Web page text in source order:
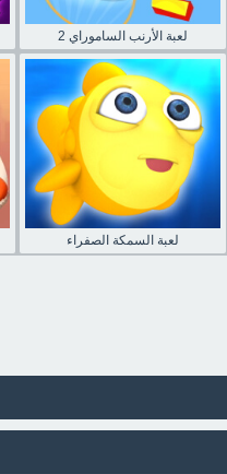
لعبة الأرنب الساموراي 2
لعبة السمكة الصفراء